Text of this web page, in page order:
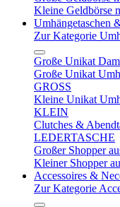
Kleine Geldbörse
Umhängetaschen
Zur Kategorie
Große Unikat
Große Unikat
GROSS
Kleine Unikat
KLEIN
Clutches &
LEDERTASCHE
Großer Shopper
Kleiner Shopper
Accessoires &
Zur Kategorie